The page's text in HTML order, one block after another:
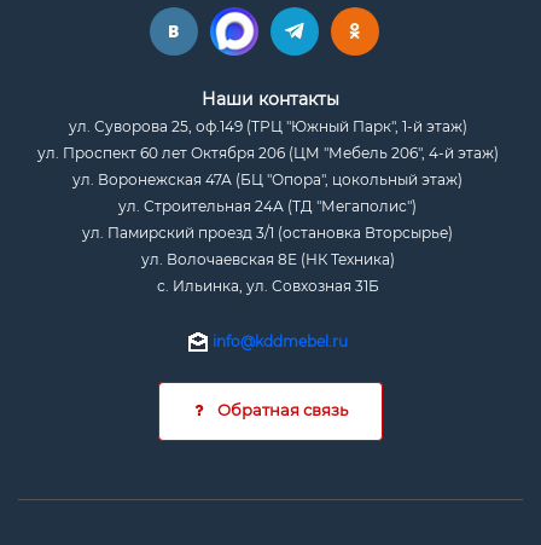
Наши контакты
ул. Суворова 25, оф.149 (ТРЦ "Южный Парк", 1-й этаж)
ул. Проспект 60 лет Октября 206 (ЦМ "Мебель 206", 4-й этаж)
ул. Воронежская 47А (БЦ "Опора", цокольный этаж)
ул. Строительная 24А (ТД "Мегаполис")
ул. Памирский проезд 3/1 (остановка Вторсырье)
ул. Волочаевская 8Е (НК Техника)
с. Ильинка, ул. Совхозная 31Б
info@kddmebel.ru
Обратная связь